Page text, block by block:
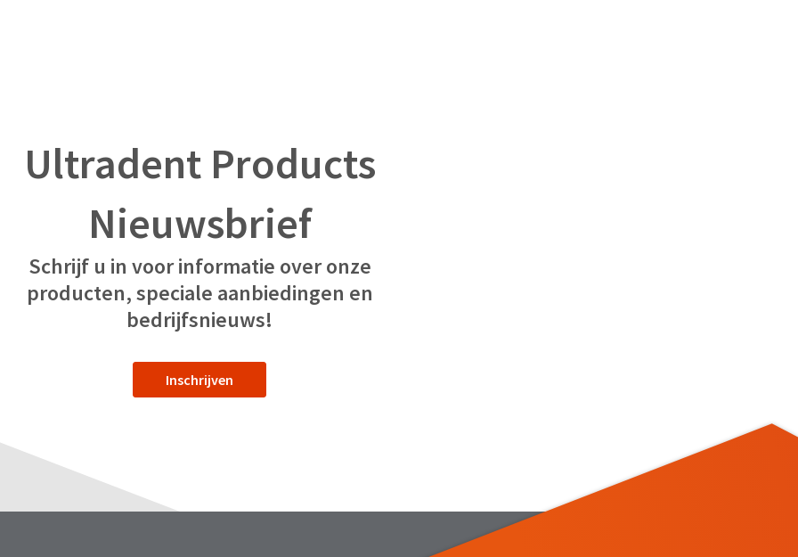
Ultradent Products
Nieuwsbrief
Schrijf u in voor informatie over onze
producten, speciale aanbiedingen en
bedrijfsnieuws!
Inschrijven